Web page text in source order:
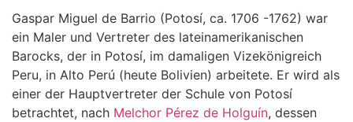
Gaspar Miguel de Barrio (Potosí, ca. 1706 -1762) war
ein Maler und Vertreter des lateinamerikanischen
Barocks, der in Potosí, im damaligen Vizekönigreich
Peru, in Alto Perú (heute Bolivien) arbeitete. Er wird als
einer der Hauptvertreter der Schule von Potosí
betrachtet, nach Melchor Pérez de Holguín, dessen